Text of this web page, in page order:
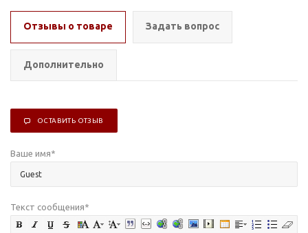
Отзывы о товаре Задать вопрос
Дополнительно
ОСТАВИТЬ ОТЗЫВ
Ваше имя*
Текст сообщения*